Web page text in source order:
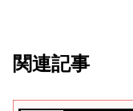
関連記事